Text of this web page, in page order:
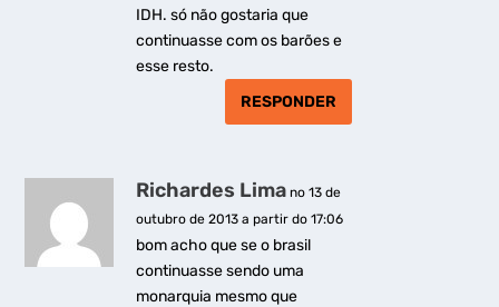
IDH. só não gostaria que
continuasse com os barões e
esse resto.
RESPONDER
Richardes Lima no 13 de
outubro de 2013 a partir do 17:06
bom acho que se o brasil
continuasse sendo uma
monarquia mesmo que